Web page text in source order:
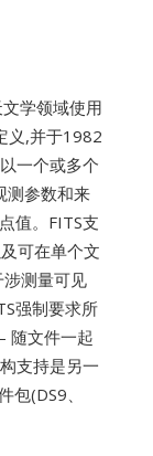
学领域使用
义,并于1982
一个或多个
测参数和来
值。FITS支
可在单个文
测量可见
强制要求所
随文件一起
支持是另一
(DS9、